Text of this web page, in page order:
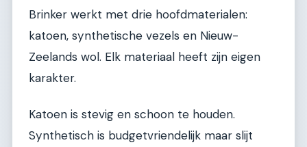
Brinker werkt met drie hoofdmaterialen:
katoen, synthetische vezels en Nieuw-
Zeelands wol. Elk materiaal heeft zijn eigen
karakter.
Katoen is stevig en schoon te houden.
Synthetisch is budgetvriendelijk maar slijt